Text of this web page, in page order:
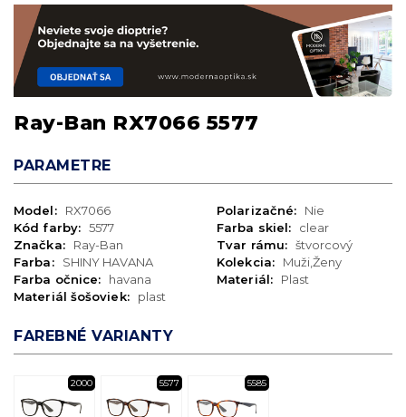
Ray-Ban RX7066 5577
PARAMETRE
Model:
RX7066
Kód farby: 5577
Značka:
Ray-Ban
Farba:
SHINY HAVANA
Farba očnice:
havana
Materiál šošoviek:
plast
Polarizačné:
Nie
Farba skiel:
clear
Tvar rámu: štvorcový
Kolekcia:
Muži,Ženy
Materiál:
Plast
FAREBNÉ VARIANTY
2000 5577 5585